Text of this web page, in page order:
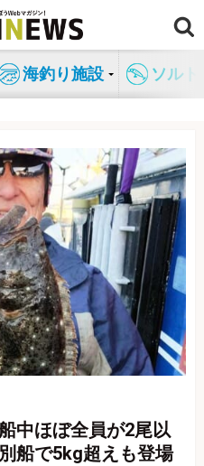
海釣り施設 ソル
中ほぼ全員が2尾以
船で5kg超えも登場